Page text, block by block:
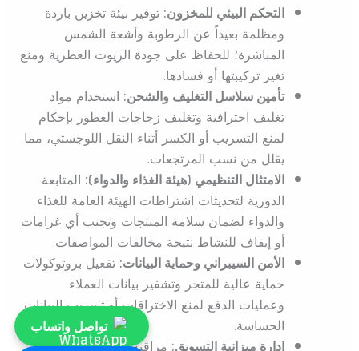
التحكم البيئي للمخزون:توفير بيئة تخزين باردة
ومظلمة بعيداً عن الرطوبة وأشعة الشمس
المباشرة؛ للحفاظ على جودة الزيوت العطرية ومنع
تغير تركيبتها أو فسادها.
تأمين سلاسل التغليف والشحن:استخدام مواد
تغليف احترافية وتغليف زجاجات العطور بإحكام
لمنع التسريب أو الكسر أثناء النقل اللوجستي، مما
يقلل من نسب المرتجعات.
الامتثال التنظيمي (هيئة الغذاء والدواء):المتابعة
الدورية لتحديثات اشتراطات الهيئة العامة للغذاء
والدواء لضمان سلامة المنتجات وتجنب أي غرامات
أو إيقاف للنشاط نتيجة مخالفات المواصفات.
الأمن السيبراني وحماية البيانات:تفعيل بروتوكولات
حماية عالية للمتجر وتشفير بيانات العملاء
وعمليات الدفع لمنع الاختراقات أو تسريب البيانات
الحساسة.
إدارة ميزانية التسويق:مراقبة مؤشرات الأداء
تواصل واتساب